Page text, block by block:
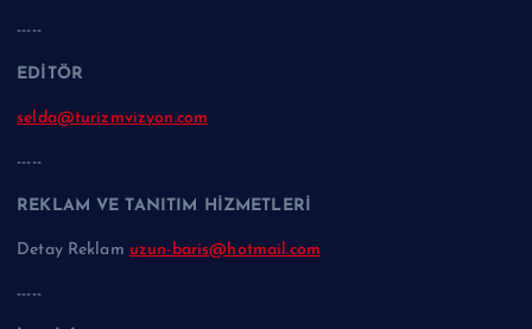
-----
EDİTÖR
selda@turizmvizyon.com
-----
REKLAM VE TANITIM HİZMETLERİ
Detay Reklam uzun-baris@hotmail.com
-----